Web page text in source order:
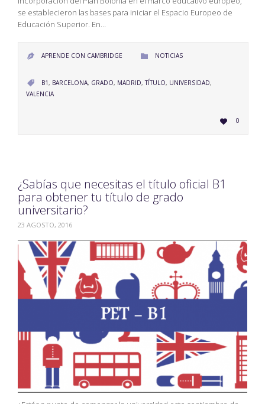
se establecieron las bases para iniciar el Espacio Europeo de
Educación Superior. En…
 APRENDE CON CAMBRIDGE  CATEGORY
NOTICIAS
 CATEGORY
B1, BARCELONA, GRADO, MADRID,TÍTULO, UNIVERSIDAD,
VALENCIA
 LOVE
IT0
¿Sabías que necesitas el título oficial B1
para obtener tu título de grado
universitario?
23 AGOSTO, 2016